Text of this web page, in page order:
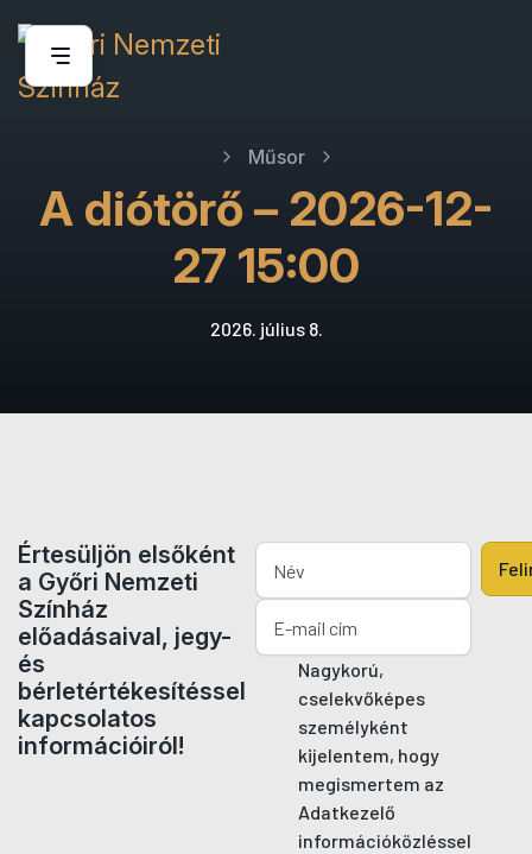
Műsor
A diótörő – 2026-12-
27 15:00
2026. július 8.
Értesüljön elsőként
a Győri Nemzeti
Színház
előadásaival, jegy-
és
bérletértékesítéssel
kapcsolatos
információiról!
Nagykorú,
cselekvőképes
személyként
kijelentem, hogy
megismertem az
Adatkezelő
információközléssel